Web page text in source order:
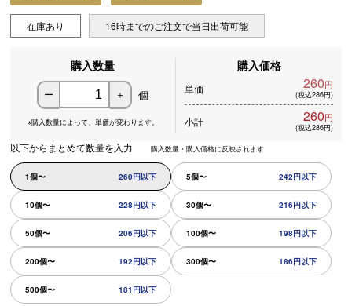
在庫あり 16時までのご注文で当日出荷可能
購入数量
ー ＋ 個
※購入数量によって、 単価が変わります。
購入価格
単価 260円
(税込286円)
小計 260円
(税込286円)
以下からまとめて数量を入力 購入数量・購入価格に反映されます
1個〜 260円以下 5個〜 242円以下
10個〜 228円以下 30個〜 216円以下
50個〜 206円以下 100個〜 198円以下
200個〜 192円以下 300個〜 186円以下
500個〜 181円以下